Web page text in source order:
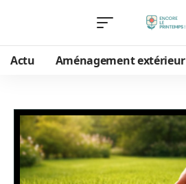
Actu Aménagement extérieur